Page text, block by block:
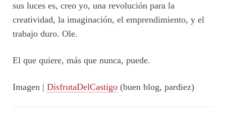
sus luces es, creo yo, una revolución para la
creatividad, la imaginación, el emprendimiento, y el
trabajo duro. Ole.
El que quiere, más que nunca, puede.
Imagen | DisfrutaDelCastigo (buen blog, pardiez)